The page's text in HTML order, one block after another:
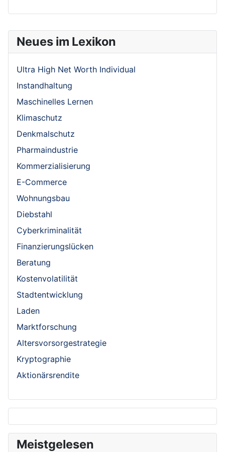
Neues im Lexikon
Ultra High Net Worth Individual
Instandhaltung
Maschinelles Lernen
Klimaschutz
Denkmalschutz
Pharmaindustrie
Kommerzialisierung
E-Commerce
Wohnungsbau
Diebstahl
Cyberkriminalität
Finanzierungslücken
Beratung
Kostenvolatilität
Stadtentwicklung
Laden
Marktforschung
Altersvorsorgestrategie
Kryptographie
Aktionärsrendite
Meistgelesen